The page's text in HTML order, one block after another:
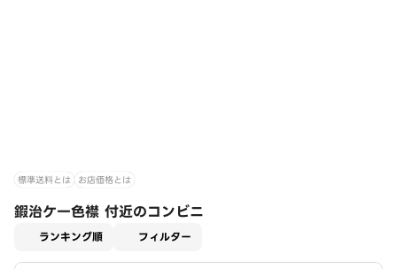
標準送料とは お店価格とは
鍜治ケ一色襟 付近のコンビニ
ランキング順 フィルター